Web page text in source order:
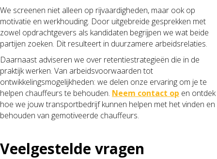
We screenen niet alleen op rijvaardigheden, maar ook op
motivatie en werkhouding. Door uitgebreide gesprekken met
zowel opdrachtgevers als kandidaten begrijpen we wat beide
partijen zoeken. Dit resulteert in duurzamere arbeidsrelaties.
Daarnaast adviseren we over retentiestrategieën die in de
praktijk werken. Van arbeidsvoorwaarden tot
ontwikkelingsmogelijkheden: we delen onze ervaring om je te
helpen chauffeurs te behouden. Neem contact op en ontdek
hoe we jouw transportbedrijf kunnen helpen met het vinden en
behouden van gemotiveerde chauffeurs.
Veelgestelde vragen